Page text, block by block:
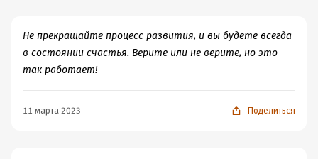
Не прекращайте процесс развития, и вы будете всегда
в состоянии счастья. Верите или не верите, но это
так работает!
11 марта 2023 Поделиться